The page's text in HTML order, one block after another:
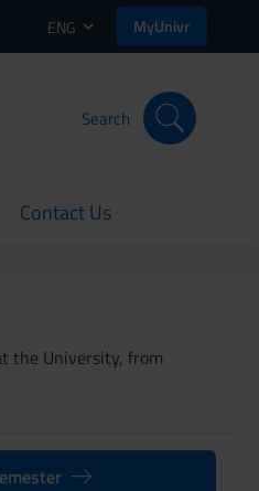
ENG MyUnivr
Search
Contact Us
current
the University, from